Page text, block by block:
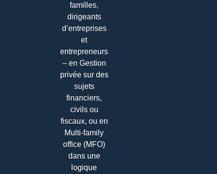
familles,
dirigeants
d’entreprises
et
entrepreneurs
– en Gestion
privée sur des
sujets
financiers,
civils ou
fiscaux, ou en
Multi-family
office (MFO)
dans une
logique